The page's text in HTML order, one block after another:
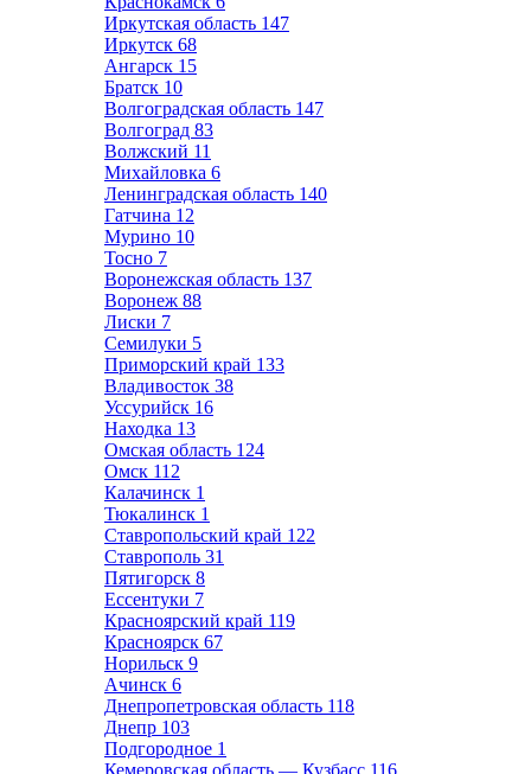
Иркутская область 147
Иркутск 68
Ангарск 15
Братск 10
Волгоградская область 147
Волгоград 83
Волжский 11
Михайловка 6
Ленинградская область 140
Гатчина 12
Мурино 10
Тосно 7
Воронежская область 137
Воронеж 88
Лиски 7
Семилуки 5
Приморский край 133
Владивосток 38
Уссурийск 16
Находка 13
Омская область 124
Омск 112
Калачинск 1
Тюкалинск 1
Ставропольский край 122
Ставрополь 31
Пятигорск 8
Ессентуки 7
Красноярский край 119
Красноярск 67
Норильск 9
Ачинск 6
Днепропетровская область 118
Днепр 103
Подгородное 1
Кемеровская область — Кузбасс 116